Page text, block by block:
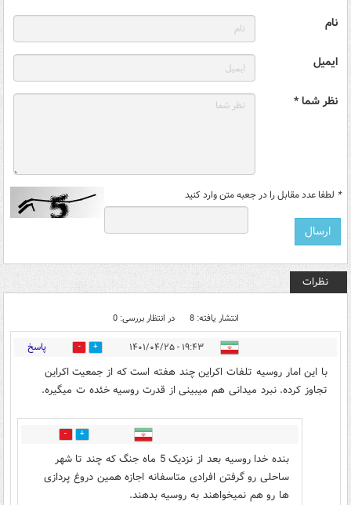
نام
ایمیل
نظر شما *
* لطفا عدد مقابل را در جعبه متن وارد کنید
نظرات
انتشار یافته: 8 در انتظار بررسی: 0
۱۹:۴۳ - ۱۴۰۱/۰۴/۲۵ 3 پاسخ
با این امار روسیه تلفات اکراین چند هفته است که از جمعیت اکراین
تجاوز کرده. نبرد میدانی هم میبینی از قدرت روسیه خئده ت میگیره.
2
بنده خدا روسیه بعد از نزدیک 5 ماه جنگ که چند تا شهر
ساحلی رو گرفتن افرادی متاسفانه اجازه همین دروغ پردازی
ها رو هم نمیخواهند به روسیه بدهند.